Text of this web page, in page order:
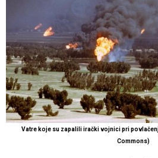
Vatre koje su zapalili irački vojnici pri
Commons)